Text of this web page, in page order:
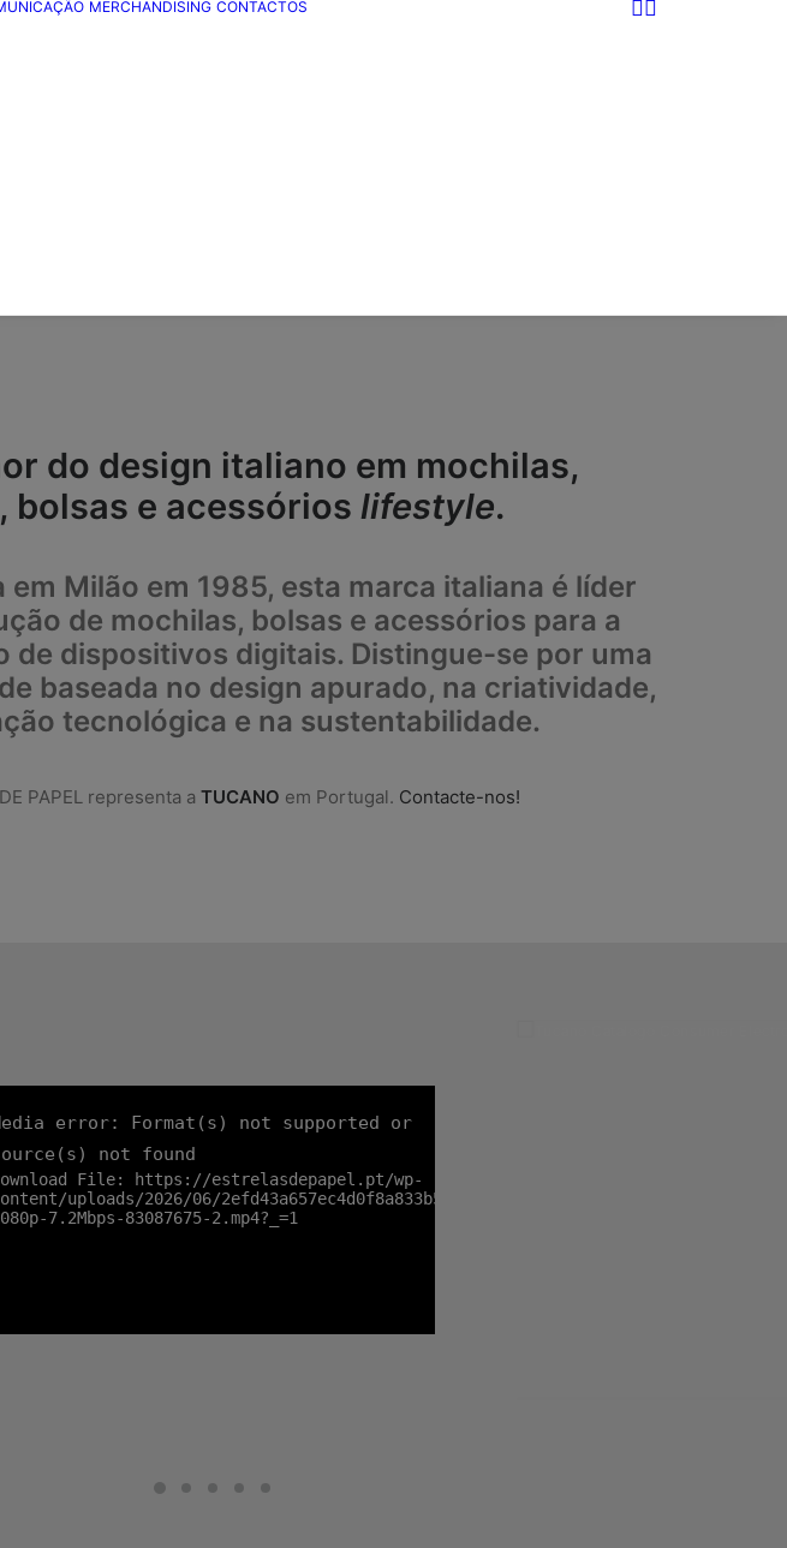
MERCHANDISING CONTACTOS
do design italiano em mochilas,
bolsas e acessórios lifestyle.
em Milão em 1985, esta marca italiana é líder
de mochilas, bolsas e acessórios para a
de dispositivos digitais. Distingue-se por uma
baseada no design apurado, na criatividade,
tecnológica e na sustentabilidade.
PAPEL representa a TUCANO em Portugal. Contacte-nos!
error: Format(s) not supported or
not found
File: https://estrelasdepapel.pt/wp-
uploads/2026/06/2efd43a657ec4d0f8a833b5ffaf7ed98.HD-
7.2Mbps-83087675-2.mp4?_=1